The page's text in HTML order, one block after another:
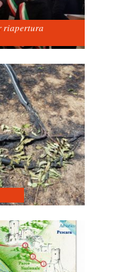
riapertura